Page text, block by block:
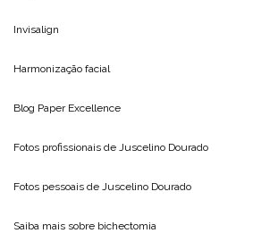
Invisalign
Harmonização facial
Blog Paper Excellence
Fotos profissionais de Juscelino Dourado
Fotos pessoais de Juscelino Dourado
Saiba mais sobre bichectomia